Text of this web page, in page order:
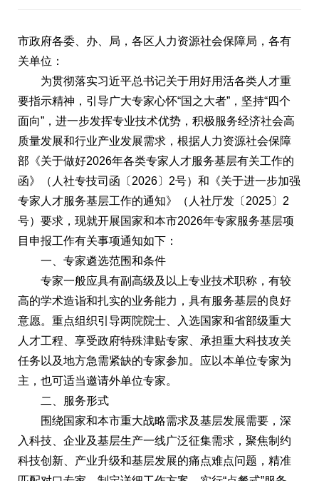
市政府各委、办、局，各区人力资源社会保障局，各有
关单位：
为贯彻落实习近平总书记关于用好用活各类人才重
要指示精神，引导广大专家心怀“国之大者”，坚持“四个
面向”，进一步发挥专业技术优势，积极服务经济社会高
质量发展和行业产业发展需求，根据人力资源社会保障
部《关于做好2026年各类专家人才服务基层有关工作的
函》（人社专技司函〔2026〕2号）和《关于进一步加强
专家人才服务基层工作的通知》（人社厅发〔2025〕2
号）要求，现就开展国家和本市2026年专家服务基层项
目申报工作有关事项通知如下：
一、专家遴选范围和条件
专家一般应具有副高级及以上专业技术职称，有较
高的学术造诣和扎实的业务能力，具有服务基层的良好
意愿。重点组织引导两院院士、入选国家和省部级重大
人才工程、享受政府特殊津贴专家、承担重大科技攻关
任务以及地方急需紧缺的专家参加。应以本单位专家为
主，也可适当邀请外单位专家。
二、服务形式
围绕国家和本市重大战略需求及基层发展需要，深
入科技、企业及基层生产一线广泛征集需求，聚焦制约
科技创新、产业升级和基层发展的痛点难点问题，精准